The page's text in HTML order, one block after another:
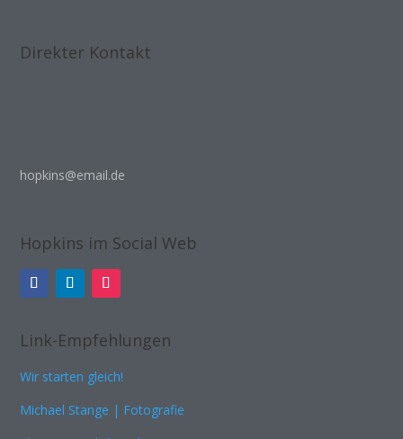
Direkter Kontakt
hopkins@email.de
Hopkins im Social Web
Link-Empfehlungen
Wir starten gleich!
Michael Stange | Fotografie